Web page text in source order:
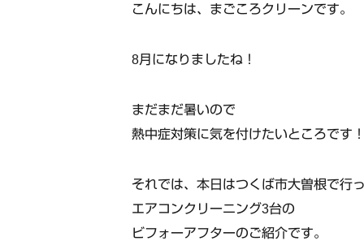
こんにちは、まごころクリーンです。
8月になりましたね！
まだまだ暑いので
熱中症対策に気を付けたいところです
それでは、本日はつくば市大曽根で行
エアコンクリーニング3台の
ビフォーアフターのご紹介です。